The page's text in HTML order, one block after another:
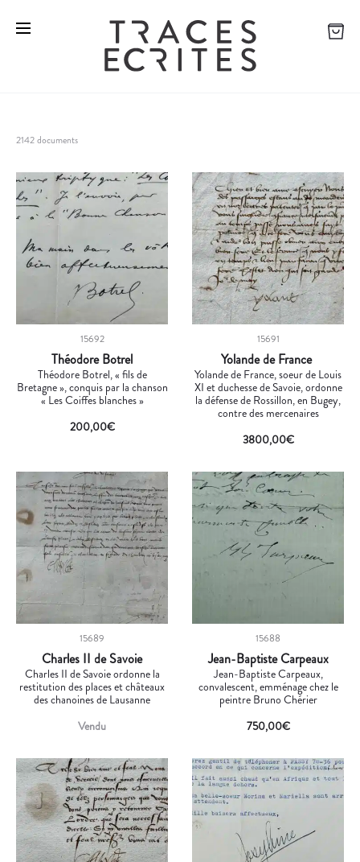
2142 documents
15692
Théodore Botrel
Théodore Botrel, « fils de
Bretagne », conquis par la chanson
« Les Coiffes blanches »
200,00€
15691
Yolande de France
Yolande de France, soeur de Louis
XI et duchesse de Savoie, ordonne
la défense de Rossillon, en Bugey,
contre des mercenaires
3800,00€
15689
Charles II de Savoie
Charles II de Savoie ordonne la
restitution des places et châteaux
des chanoines de Lausanne
Vendu
15688
Jean-Baptiste Carpeaux
Jean-Baptiste Carpeaux,
convalescent, emménage chez le
peintre Bruno Chérier
750,00€